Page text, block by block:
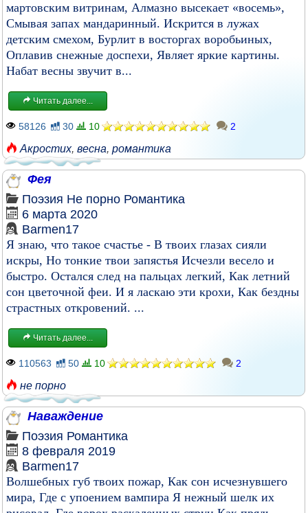
мартовским витринам, Алмазно высекает «восемь»,
Смывая запах мандаринный. Искрится в лужах
детским смехом, Бурлит в восторгах воробьиных,
Оплавив снежные доспехи, Являет яркие картины.
Набат весны звучит в...
Читать далее...
58126 30 10 2
Акростих, весна, романтика
Фея
Поэзия Не порно Романтика
6 марта 2020
Barmen17
Я знаю, что такое счастье - В твоих глазах сияли
искры, Но тонкие твои запястья Исчезли весело и
быстро. Остался след на пальцах легкий, Как летний
сон цветочной феи. И я ласкаю эти крохи, Как бездны
страстных откровений. ...
Читать далее...
110563 50 10 2
не порно
Наваждение
Поэзия Романтика
8 февраля 2019
Barmen17
Волшебных губ твоих пожар, Как сон исчезнувшего
мира, Где с упоением вампира Я нежный шелк их